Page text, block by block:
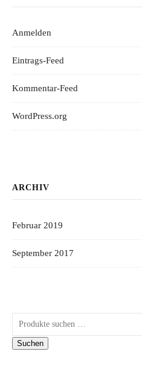
Anmelden
Eintrags-Feed
Kommentar-Feed
WordPress.org
ARCHIV
Februar 2019
September 2017
Suchen nach:
Suchen